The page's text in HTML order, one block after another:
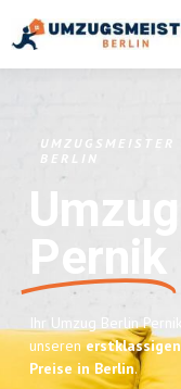
UMZUGSMEISTER
BERLIN
Pernik
Ihr Umzug Berlin
unseren
Preise in Berlin.